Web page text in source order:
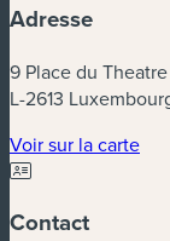
Adresse
9 Place du Theatre
L-2613
Voir sur la carte
Contact